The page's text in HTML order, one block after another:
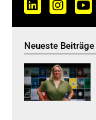
Neueste Beiträge